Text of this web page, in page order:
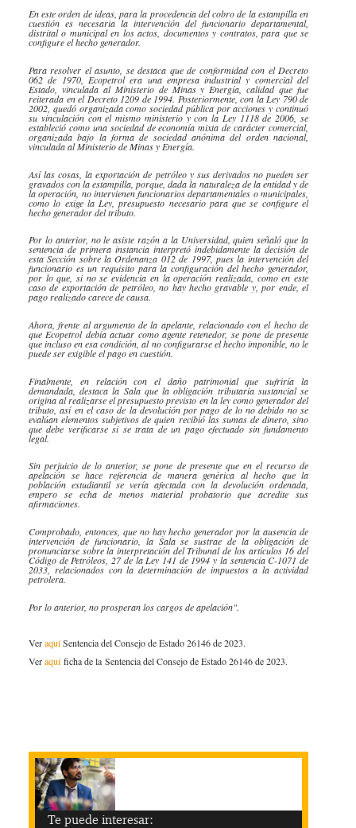
En este orden de ideas, para la procedencia del cobro de la estampilla en
cuestión es necesaria la intervención del funcionario departamental,
distritalo municipal en los actos, documentos y contratos, para que se
configure el hecho generador.
Para resolver el asunto, se destaca que de conformidad con el Decreto
062 de 1970, Ecopetrolera una empresa industrial y comercial del
Estado, vinculada al Ministerio de Minas y Energía, calidad que fue
reiterada en el Decreto 1209 de 1994. Posteriormente, con la Ley 790 de
2002, quedó organizada como sociedad pública por acciones y continuó
su vinculación con el mismo ministerio y con la Ley 1118 de 2006, se
estableció como una sociedad de economía mixta de carácter comercial,
organizada bajo la forma de sociedad anónima del orden nacional,
vinculada al Ministerio de Minas y Energía.
Así las cosas, la exportación de petróleo y sus derivados no pueden ser
gravados con la estampilla, porque, dada la naturaleza de la entidad y de
la operación, no intervienen funcionarios departamentales o municipales,
como lo exige la Ley, presupuesto necesario para que se configure el
hecho generador del tributo.
Por lo anterior, no le asiste razón a la Universidad, quien señaló que la
sentencia de primera instancia interpretó indebidamente la decisión de
esta Sección sobre la Ordenanza 012 de 1997, pues la intervención del
funcionario es un requisito para la configuración del hecho generador,
por lo que, si no se evidencia en la operación realizada, como en este
caso de exportación de petróleo, no hay hecho gravable y, por ende, el
pago realizado carece de causa.
Ahora, frente al argumento de la apelante, relacionado con el hecho de
que Ecopetroldebía actuar como agente retenedor, se pone de presente
que incluso en esa condición, al no configurarse el hecho imponible, no le
puede ser exigible el pago en cuestión.
Finalmente, en relación con el daño patrimonial que sufriría la
demandada, destaca la Sala que la obligación tributaria sustancial se
origina al realizarse el presupuesto previsto en la ley como generador del
tributo, así en el caso de la devolución por pago de lo no debido no se
evalúan elementos subjetivos de quien recibió las sumas de dinero, sino
que debe verificarse si se trata de un pago efectuado sin fundamento
legal.
Sin perjuicio de lo anterior, se pone de presente que en el recurso de
apelación se hace referencia de manera genérica al hecho que la
población estudiantil se vería afectada con la devolución ordenada,
empero se echa de menos material probatorio que acredite sus
afirmaciones.
Comprobado, entonces, que no hay hecho generador por la ausencia de
intervención de funcionario, la Sala se sustrae de la obligación de
pronunciarse sobre la interpretación del Tribunal de los artículos 16 del
Código de Petróleos, 27 de la Ley 141 de 1994 y la sentencia C-1071 de
2033, relacionados con la determinación de impuestos a la actividad
petrolera.
Por lo anterior, no prosperan los cargos de apelación".
VeraquíSentencia del Consejo de Estado 26146 de 2023.
Veraquíficha de la Sentencia del Consejo de Estado 26146 de 2023.
Te puede interesar: